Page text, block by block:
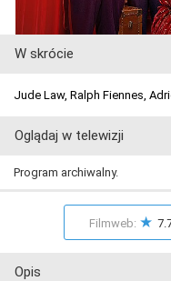
W skrócie
Jude Law, Ralph Fiennes,
Oglądaj w telewizji
Program archiwalny.
Filmweb: ★
Opis